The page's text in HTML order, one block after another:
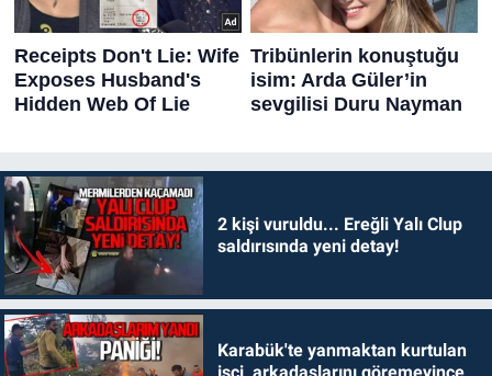
2 kişi vuruldu... Ereğli Yalı Clup
saldırısında yeni detay!
Karabük'te yanmaktan kurtulan